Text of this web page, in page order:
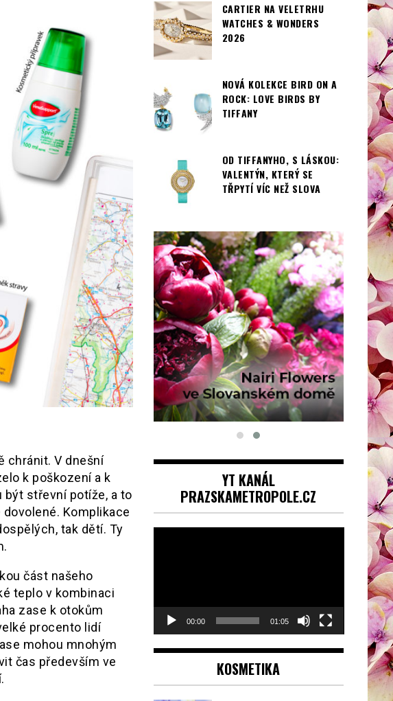
chránit. V dnešní
k poškození a k
střevní potíže, a to
Komplikace
tak dětí. Ty
část našeho
teplo v kombinaci
zase k otokům
procento lidí
mohou mnohým
čas především ve
CARTIER NA VELETRHU
WATCHES & WONDERS
2026
NOVÁ KOLEKCE BIRD ON A
ROCK: LOVE BIRDS BY
TIFFANY
OD TIFFANYHO, S LÁSKOU:
VALENTÝN, KTERÝ SE
TŘPYTÍ VÍC NEŽ SLOVA
YT KANÁL
PRAZSKAMETROPOLE.CZ
00:00 01:05
KOSMETIKA